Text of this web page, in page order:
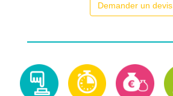
Demander un devis